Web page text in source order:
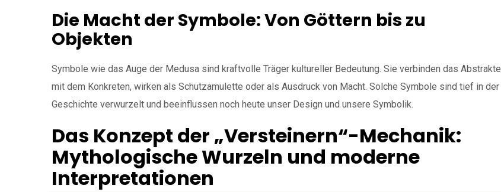
Die Macht der Symbole: Von Göttern bis zu
Objekten
Symbole wie das Auge der Medusa sind kraftvolle Träger kultureller Bedeutung. Sie verbinden das Abstrakte
mit dem Konkreten, wirken als Schutzamulette oder als Ausdruck von Macht. Solche Symbole sind tief in der
Geschichte verwurzelt und beeinflussen noch heute unser Design und unsere Symbolik.
Das Konzept der „Versteinern“-Mechanik:
Mythologische Wurzeln und moderne
Interpretationen